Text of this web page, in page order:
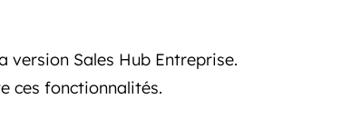
Sales Hub Entreprise.
ces fonctionnalités.